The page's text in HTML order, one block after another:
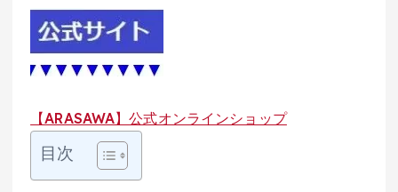
【ARASAWA】公式オンラインショップ
目次